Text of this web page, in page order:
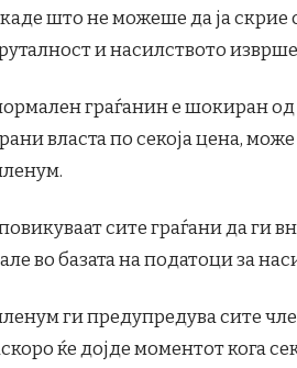
што не можеше да ја скрие
и насилството
граѓанин е шокиран
власта по секоја цена,
сите граѓани да ги
во базата на податоци за
ги предупредува сите
ќе дојде моментот кога